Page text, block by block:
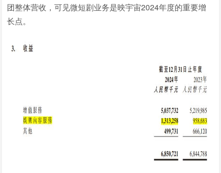
团整体营收，可见微短剧业务是映宇宙2024年度的重要增
长点。